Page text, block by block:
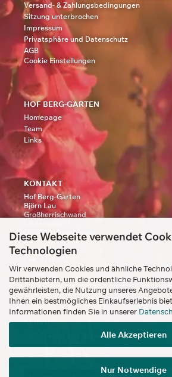
Diese Webseite verwendet
Technologien
Wir verwenden Cookies und ähnliche
Drittanbietern, um die ordentliche
gewährleisten, die Nutzung unseres
Ihnen ein bestmögliches Einkaufserlebnis
Informationen finden Sie in unserer
Alle Akzeptieren
Nur Notwendige
Versand- & Zahlungsbedingungen
Sitzung unterbrochen
Impressum
Privatsphäre und Datenschutz
AGB
Cookie Einstellungen
HOF BERG-GARTEN
Homepage
Team
Links
KONTAKT
Hof Berg-Garten
Björn Lau
Großherrischwand
D 79737 Herrischried -
Tel.: 07764/239
Fax: 07764/215
E-Mail
SERVICE
FAQ-Fragen und Antworten